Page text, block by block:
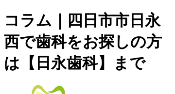
コラム｜四日市市日永
西で歯科をお探しの方
は【日永歯科】まで